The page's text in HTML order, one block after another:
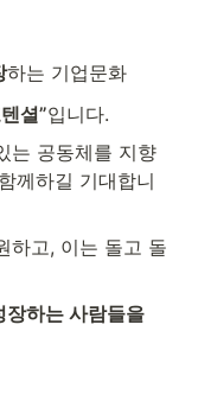
하는 기업문화
셜”입니다.
는 공동체를 지향
께하길 기대합니
하고, 이는 돌고 돌
장하는 사람들을